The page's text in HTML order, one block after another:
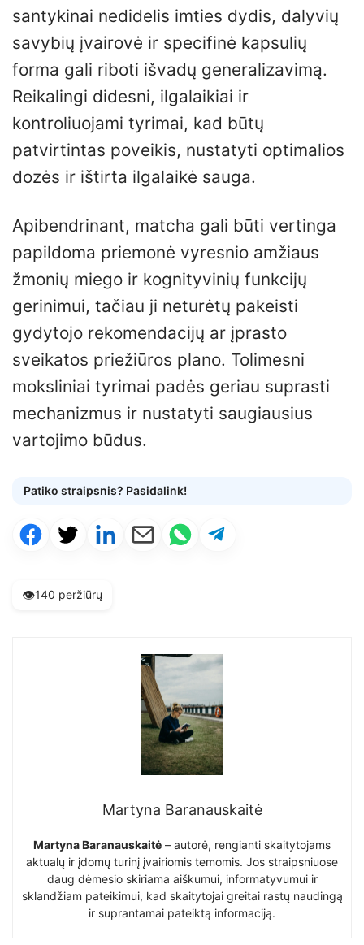
santykinai nedidelis imties dydis, dalyvių
savybių įvairovė ir specifinė kapsulių
forma gali riboti išvadų generalizavimą.
Reikalingi didesni, ilgalaikiai ir
kontroliuojami tyrimai, kad būtų
patvirtintas poveikis, nustatyti optimalios
dozės ir ištirta ilgalaikė sauga.
Apibendrinant, matcha gali būti vertinga
papildoma priemonė vyresnio amžiaus
žmonių miego ir kognityvinių funkcijų
gerinimui, tačiau ji neturėtų pakeisti
gydytojo rekomendacijų ar įprasto
sveikatos priežiūros plano. Tolimesni
moksliniai tyrimai padės geriau suprasti
mechanizmus ir nustatyti saugiausius
vartojimo būdus.
Patiko straipsnis? Pasidalink!
👁️140 peržiūrų
Martyna Baranauskaitė
Martyna Baranauskaitė – autorė, rengianti skaitytojams
aktualų ir įdomų turinį įvairiomis temomis. Jos straipsniuose
daug dėmesio skiriama aiškumui, informatyvumui ir
sklandžiam pateikimui, kad skaitytojai greitai rastų naudingą
ir suprantamai pateiktą informaciją.